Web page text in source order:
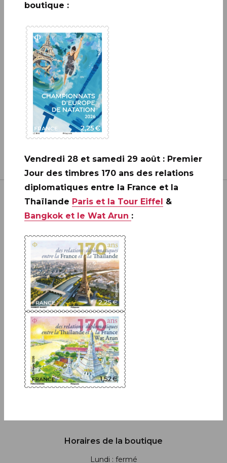
CRÉATION DE PHILAPOSTE
2006 - 2026 / BLOC
EN SAVOIR PLUS
Inscrivez-vous à notre newsletter
JE M'ABONNE
Boutique
13 bis rue des Mathurins 75009 Paris
+33(0)1 42 93 86 84
(appel non surtaxé)
contact.lecarredencre@laposte.fr
Horaires de la boutique
Lundi : fermé
boutique :
Vendredi 28 et samedi 29 août : Premier
Jour des timbres 170 ans des relations
diplomatiques entre la France et la
Thaïlande Paris et la Tour Eiffel &
Bangkok et le Wat Arun :